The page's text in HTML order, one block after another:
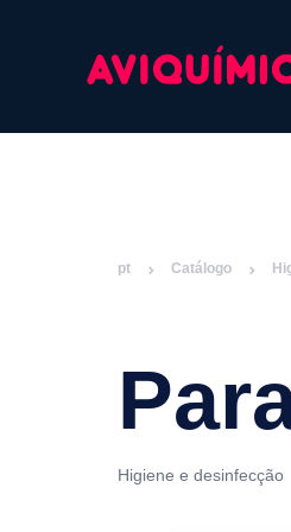
pt Catálogo
Higiene e desinfecção